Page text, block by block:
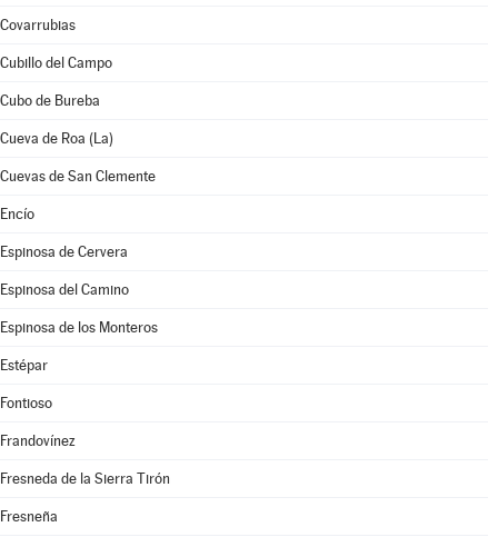
Covarrubias
Cubillo del Campo
Cubo de Bureba
Cueva de Roa (La)
Cuevas de San Clemente
Encío
Espinosa de Cervera
Espinosa del Camino
Espinosa de los Monteros
Estépar
Fontioso
Frandovínez
Fresneda de la Sierra Tirón
Fresneña